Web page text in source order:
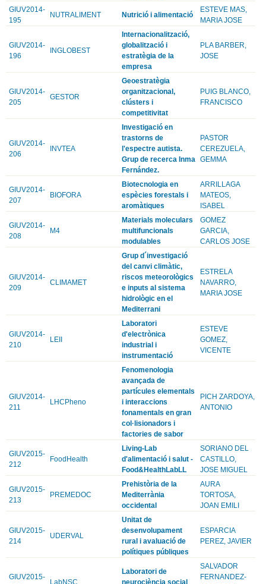
GIUV2014-
195
NUTRALIMENT Nutrició i alimentació
ESTEVE MAS,
MARIA JOSE
GIUV2014-
196
INGLOBEST
Internacionalització,
globalització i
estratègia de la
empresa
PLA BARBER,
JOSE
GIUV2014-
205
GESTOR
Geoestratègia
organitzacional,
clústers i
competitivitat
PUIG BLANCO,
FRANCISCO
GIUV2014-
206
INVTEA
Investigació en
trastorns de
l'espectre autista.
Grup de recerca Inma
Fernández.
PASTOR
CEREZUELA,
GEMMA
GIUV2014-
207
BIOFORA
Biotecnologia en
espècies forestals i
aromàtiques
ARRILLAGA
MATEOS,
ISABEL
GIUV2014-
208
M4
Materials moleculars
multifuncionals
modulables
GOMEZ
GARCIA,
CARLOS JOSE
GIUV2014-
209
CLIMAMET
Grup d´investigació
del canvi climàtic,
riscos meteorològics
e inputs al sistema
hidrològic en el
Mediterrani
ESTRELA
NAVARRO,
MARIA JOSE
GIUV2014-
210
LEII
Laboratori
d'electrònica
industrial i
instrumentació
ESTEVE
GOMEZ,
VICENTE
GIUV2014-
211
LHCPheno
Fenomenologia
avançada de
partícules elementals
i interaccions
fonamentals en gran
col·lisionadors i
factories de sabor
PICH ZARDOYA,
ANTONIO
GIUV2015-
212
FoodHealth
Living-Lab
d'alimentació i salut -
Food&HealthLabLL
SORIANO DEL
CASTILLO,
JOSE MIGUEL
GIUV2015-
213
PREMEDOC
Prehistòria de la
Mediterrània
occidental
AURA
TORTOSA,
JOAN EMILI
GIUV2015-
214
UDERVAL
Unitat de
desenvolupament
rural i avaluació de
polítiques públiques
ESPARCIA
PEREZ, JAVIER
GIUV2015-
LabNSC
Laboratori de
neurociència social
SALVADOR
FERNANDEZ-